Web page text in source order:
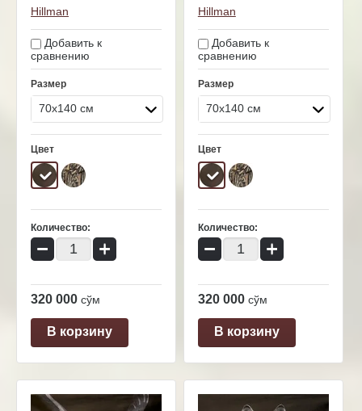
Hillman
Добавить к
сравнению
Размер
70x140 см
Цвет
Количество:
− +
320 000 сўм
В корзину
Hillman
Добавить к
сравнению
Размер
70x140 см
Цвет
Количество:
− +
320 000 сўм
В корзину